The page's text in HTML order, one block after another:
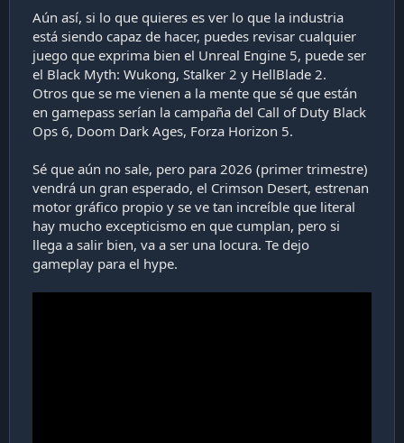
Aún así, si lo que quieres es ver lo que la industria
está siendo capaz de hacer, puedes revisar cualquier
juego que exprima bien el Unreal Engine 5, puede ser
el Black Myth: Wukong, Stalker 2 y HellBlade 2.
Otros que se me vienen a la mente que sé que están
en gamepass serían la campaña del Call of Duty Black
Ops 6, Doom Dark Ages, Forza Horizon 5.
Sé que aún no sale, pero para 2026 (primer trimestre)
vendrá un gran esperado, el Crimson Desert, estrenan
motor gráfico propio y se ve tan increíble que literal
hay mucho excepticismo en que cumplan, pero si
llega a salir bien, va a ser una locura. Te dejo
gameplay para el hype.